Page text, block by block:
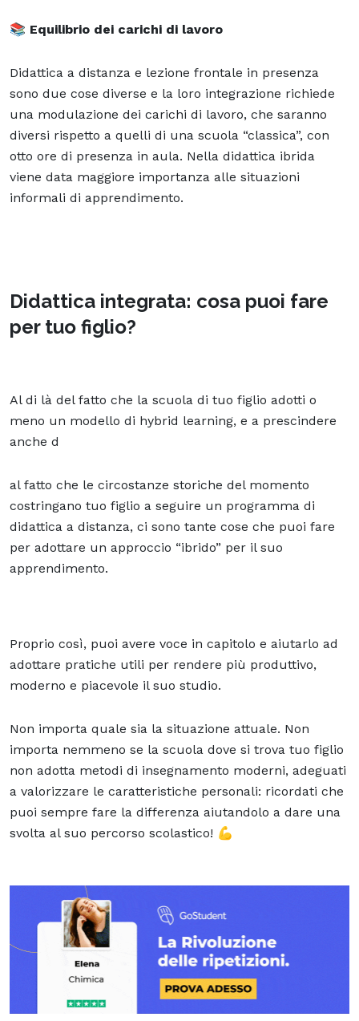
📚 Equilibrio dei carichi di lavoro
Didattica a distanza e lezione frontale in presenza
sono due cose diverse e la loro integrazione richiede
una modulazione dei carichi di lavoro, che saranno
diversi rispetto a quelli di una scuola “classica”, con
otto ore di presenza in aula. Nella didattica ibrida
viene data maggiore importanza alle situazioni
informali di apprendimento.
Didattica integrata: cosa puoi fare
per tuo figlio?
Al di là del fatto che la scuola di tuo figlio adotti o
meno un modello di hybrid learning, e a prescindere
anche d
al fatto che le circostanze storiche del momento
costringano tuo figlio a seguire un programma di
didattica a distanza, ci sono tante cose che puoi fare
per adottare un approccio “ibrido” per il suo
apprendimento.
Proprio così, puoi avere voce in capitolo e aiutarlo ad
adottare pratiche utili per rendere più produttivo,
moderno e piacevole il suo studio.
Non importa quale sia la situazione attuale. Non
importa nemmeno se la scuola dove si trova tuo figlio
non adotta metodi di insegnamento moderni, adeguati
a valorizzare le caratteristiche personali: ricordati che
puoi sempre fare la differenza aiutandolo a dare una
svolta al suo percorso scolastico! 💪